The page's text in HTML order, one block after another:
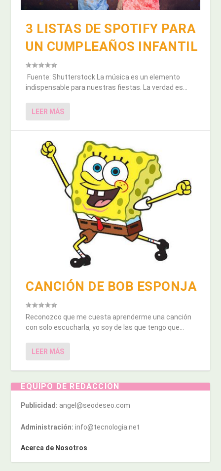
3 LISTAS DE SPOTIFY PARA
UN CUMPLEAÑOS INFANTIL
Fuente: Shutterstock La música es un elemento
indispensable para nuestras fiestas. La verdad es...
LEER MÁS
CANCIÓN DE BOB ESPONJA
Reconozco que me cuesta aprenderme una canción
con solo escucharla, yo soy de las que tengo que...
LEER MÁS
EQUIPO DE REDACCIÓN
Publicidad: angel@seodeseo.com
Administración: info@tecnologia.net
Acerca de Nosotros